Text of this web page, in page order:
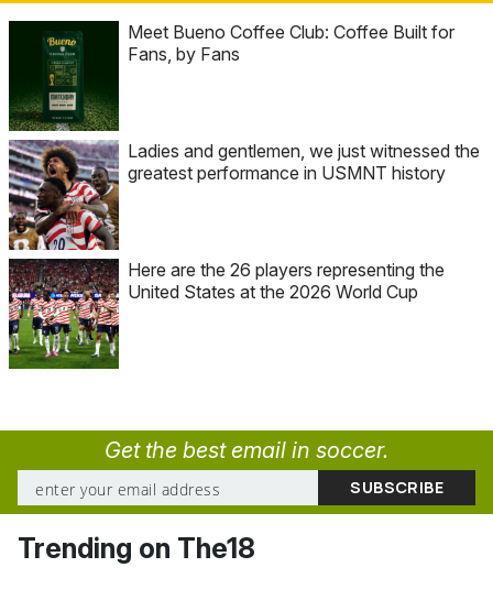
Meet Bueno Coffee Club: Coffee Built for
Fans, by Fans
Ladies and gentlemen, we just witnessed the
greatest performance in USMNT history
Here are the 26 players representing the
United States at the 2026 World Cup
Get the best email in soccer.
Trending on The18